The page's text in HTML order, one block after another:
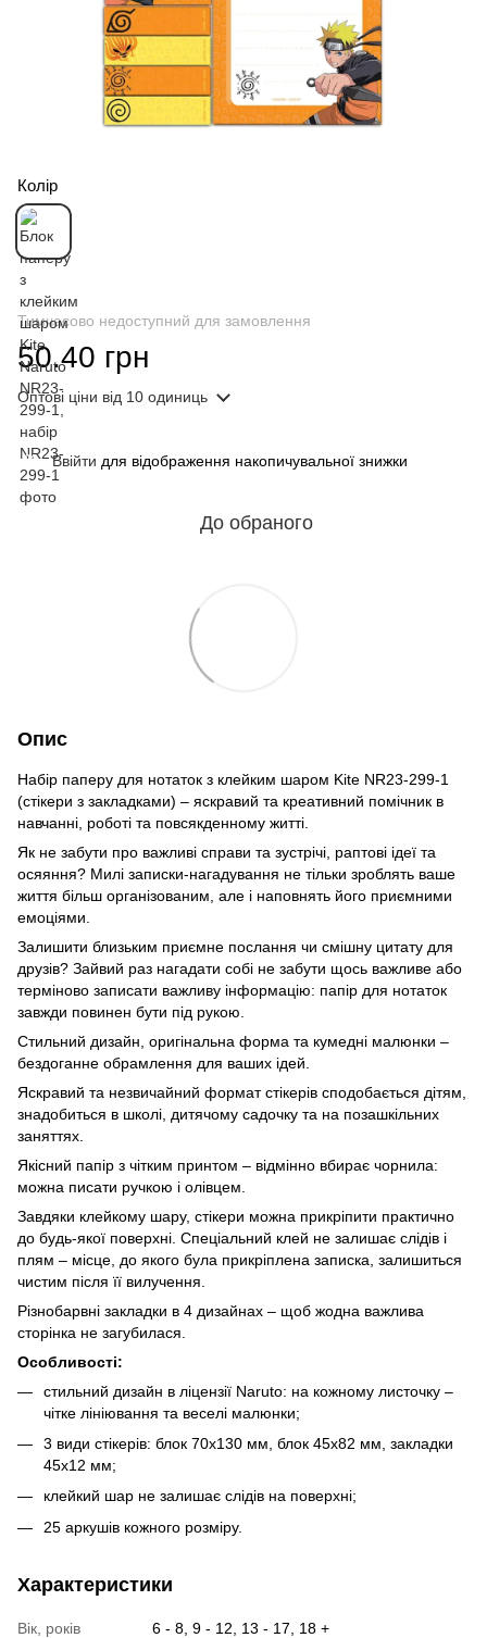
Колір
Тимчасово недоступний для замовлення
50.40 грн
Оптові ціни від 10 одиниць
% Ввійти для відображення накопичувальної знижки
До обраного
Опис
Набір паперу для нотаток з клейким шаром Kite NR23-299-1
(стікери з закладками) – яскравий та креативний помічник в
навчанні, роботі та повсякденному житті.
Як не забути про важливі справи та зустрічі, раптові ідеї та
осяяння? Милі записки-нагадування не тільки зроблять ваше
життя більш організованим, але і наповнять його приємними
емоціями.
Залишити близьким приємне послання чи смішну цитату для
друзів? Зайвий раз нагадати собі не забути щось важливе або
терміново записати важливу інформацію: папір для нотаток
завжди повинен бути під рукою.
Стильний дизайн, оригінальна форма та кумедні малюнки –
бездоганне обрамлення для ваших ідей.
Яскравий та незвичайний формат стікерів сподобається дітям,
знадобиться в школі, дитячому садочку та на позашкільних
заняттях.
Якісний папір з чітким принтом – відмінно вбирає чорнила:
можна писати ручкою і олівцем.
Завдяки клейкому шару, стікери можна прикріпити практично
до будь-якої поверхні. Спеціальний клей не залишає слідів і
плям – місце, до якого була прикріплена записка, залишиться
чистим після її вилучення.
Різнобарвні закладки в 4 дизайнах – щоб жодна важлива
сторінка не загубилася.
Особливості:
стильний дизайн в ліцензії Naruto: на кожному листочку –
чітке лініювання та веселі малюнки;
3 види стікерів: блок 70х130 мм, блок 45х82 мм, закладки
45х12 мм;
клейкий шар не залишає слідів на поверхні;
25 аркушів кожного розміру.
Характеристики
Вік, років
6 - 8, 9 - 12, 13 - 17, 18 +